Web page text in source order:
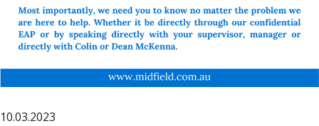
10.03.2023